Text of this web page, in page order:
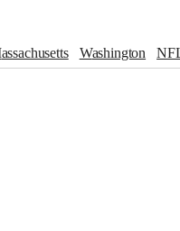
Massachusetts Washington